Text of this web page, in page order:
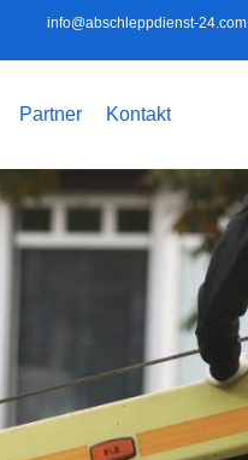
info@abschleppdienst-24.com
Partner Kontakt